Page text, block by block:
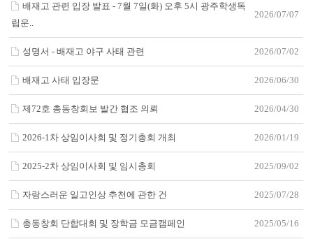
배재고 관련 입장 발표 - 7월 7일(화) 오후 5시 광주학생독
립운..
2026/07/07
성명서 - 배재고 야구 사태 관련 2026/07/02
배재고 사태 입장문 2026/06/30
제72호 총동창회보 발간 협조 의뢰 2026/04/30
2026-1차 상임이사회 및 정기총회 개최 2026/01/19
2025-2차 상임이사회 및 임시총회 2025/09/02
자랑스러운 일고인상 추천에 관한 건 2025/07/28
총동창회 단합대회 및 장학금 모금캠페인 2025/05/16